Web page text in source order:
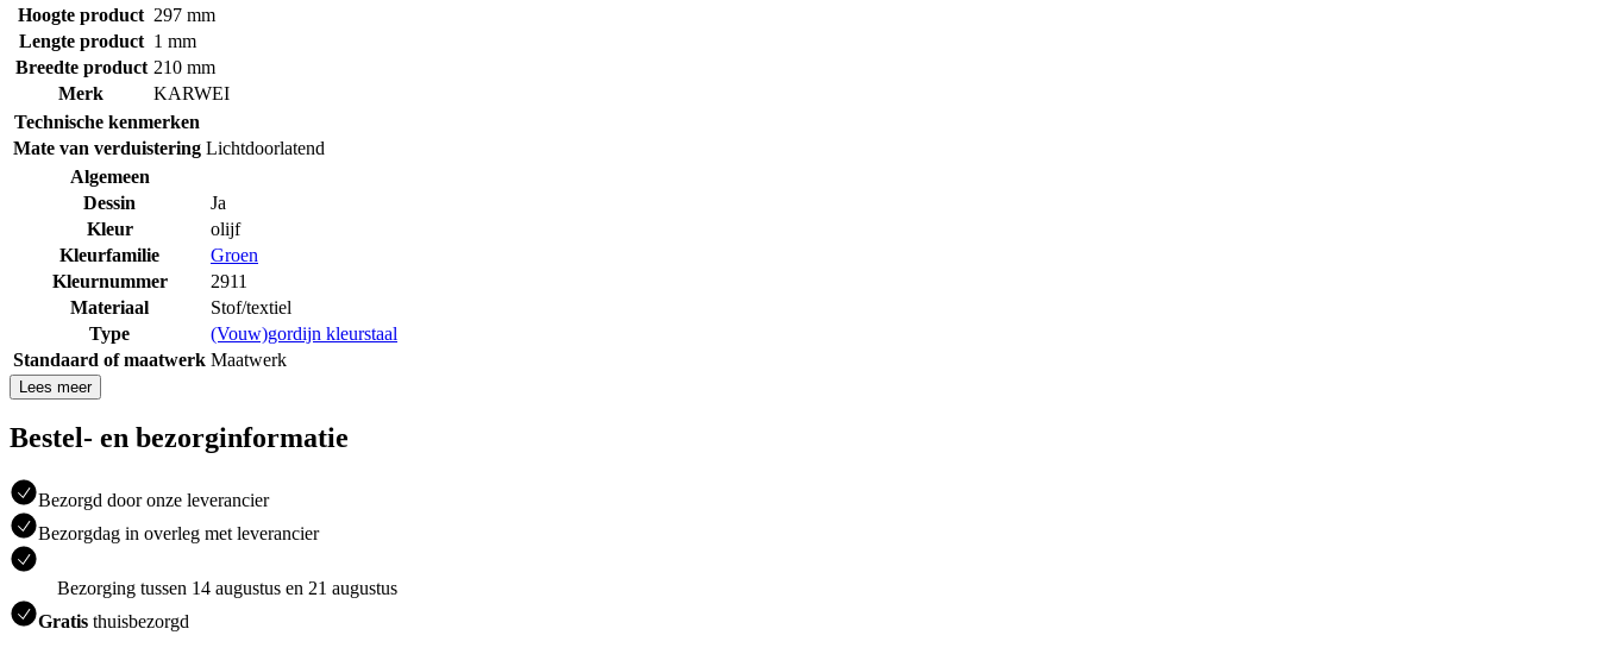
Hoogte product 297 mm
Lengte product 1 mm
Breedte product 210 mm
Merk
KARWEI
Technische kenmerken
Mate van verduistering Lichtdoorlatend
Algemeen
Dessin
Ja
Kleur
olijf
Kleurfamilie
Groen
Kleurnummer
2911
Materiaal
Stof/textiel
Type
(Vouw)gordijn kleurstaal
Standaard of maatwerk Maatwerk
Lees meer
Bestel- en bezorginformatie
Bezorgd door onze leverancier
Bezorgdag in overleg met leverancier
Bezorging tussen 14 augustus en 21 augustus
Gratis thuisbezorgd